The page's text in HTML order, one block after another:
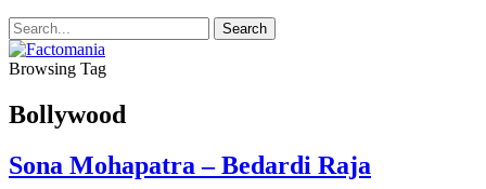
Browsing Tag
Bollywood
Sona Mohapatra – Bedardi Raja